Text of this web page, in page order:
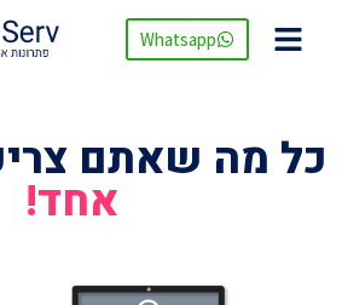
Whatsapp
כל מה שאתם
אחד!